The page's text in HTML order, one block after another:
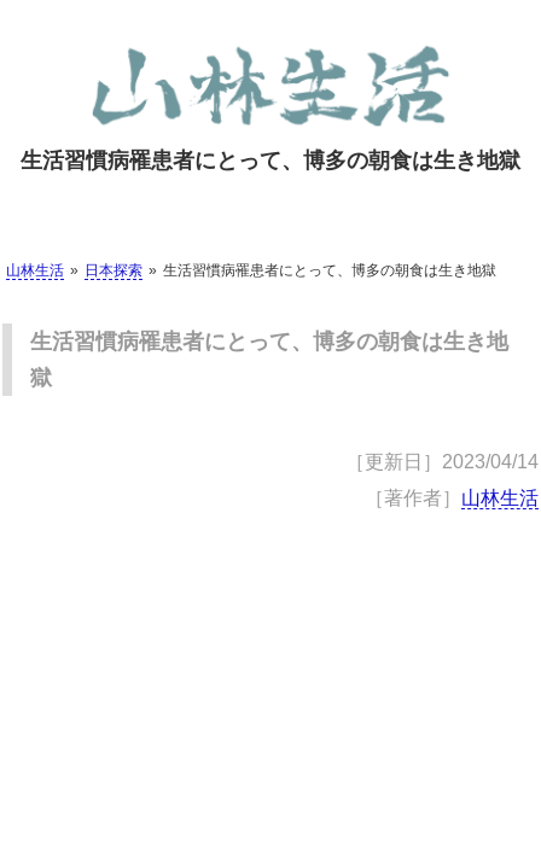
生活習慣病罹患者にとって、博多の朝食は生き地獄
山林生活 日本探索 生活習慣病罹患者にとって、博多の朝食は生き地獄
生活習慣病罹患者にとって、博多の朝食は生き地
獄
［更新日］ 2023/04/14
［著作者］ 山林生活